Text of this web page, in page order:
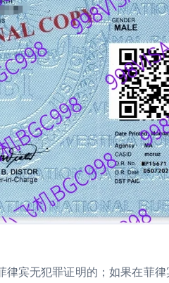
宾无犯罪证明的；如果在菲